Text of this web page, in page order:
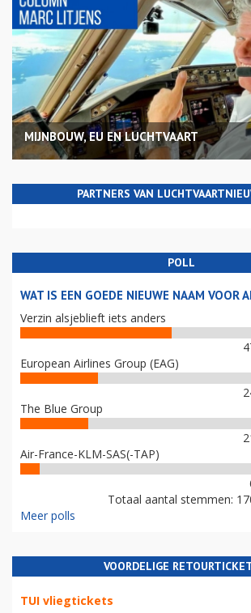
MIJNBOUW, EU EN LUCHTVAART
PARTNERS VAN
POLL
WAT IS EEN GOEDE NIEUWE NAAM VOOR
Verzin alsjeblieft iets anders
European Airlines Group (EAG)
The Blue Group
Air-France-KLM-SAS(-TAP)
Totaal aantal stemmen:
Meer polls
VOORDELIGE
TUI vliegtickets